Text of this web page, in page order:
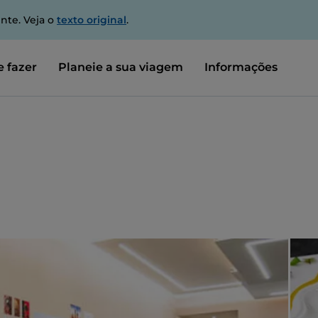
Veja o texto original.
fazer Planeie a sua viagem Informações